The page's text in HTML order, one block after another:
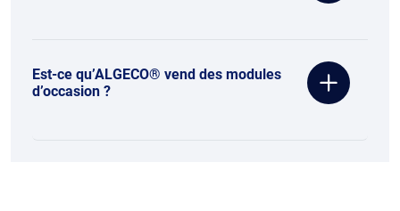
Est-ce qu’ALGECO® vend des modules
d’occasion ?